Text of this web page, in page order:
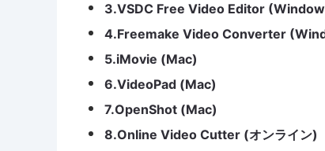
3.VSDC Free Video Editor
4.Freemake Video Converter
5.iMovie (Mac)
6.VideoPad (Mac)
7.OpenShot (Mac)
8.Online Video Cutter (オンライン)